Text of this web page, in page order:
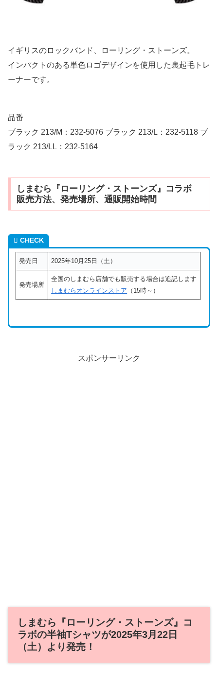
イギリスのロックバンド、ローリング・ストーンズ。
インパクトのある単色ロゴデザインを使用した裏起毛トレ
ーナーです。
品番
ブラック 213/M：232-5076 ブラック 213/L：232-5118 ブ
ラック 213/LL：232-5164
しまむら『ローリング・ストーンズ』コラボ
販売方法、発売場所、通販開始時間
CHECK
発売日 2025年10月25日（土）
発売場所
全国のしまむら店舗でも販売する場合は追記します
しまむらオンラインストア （15時～）
スポンサーリンク
しまむら『ローリング・ストーンズ』コ
ラボの半袖Tシャツが2025年3月22日
（土）より発売！